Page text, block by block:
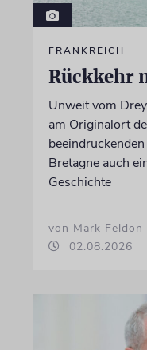
FRANKREICH
Rückkehr
Unweit vom
am Originalort
Bretagne auch
Geschichte
von Mark Feldon
02.08.2026